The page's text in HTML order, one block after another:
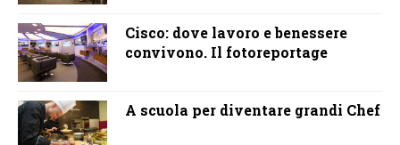
Cisco: dove lavoro e benessere
convivono. Il fotoreportage
A scuola per diventare grandi Chef